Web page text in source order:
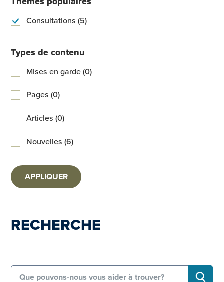
Consultations (5)
Types de contenu
Mises en garde (0)
Pages (0)
Articles (0)
Nouvelles (6)
APPLIQUER
RECHERCHE
Search for: